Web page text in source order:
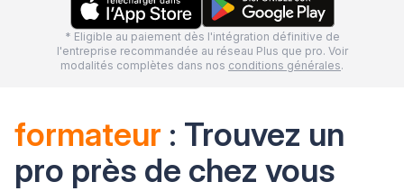
* Eligible au paiement dès l'intégration définitive de
l'entreprise recommandée au réseau Plus que pro. Voir
modalités complètes dans nos conditions générales.
formateur : Trouvez un
pro près de chez vous